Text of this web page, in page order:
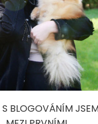
S BLOGOVÁNÍM